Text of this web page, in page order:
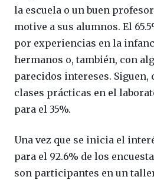
la escuela o un buen
motive a sus alumnos. El
por experiencias en la
hermanos o, también, con
parecidos intereses. Siguen,
clases prácticas en el
para el 35%.
Una vez que se inicia el
para el 92.6% de los
son participantes en un